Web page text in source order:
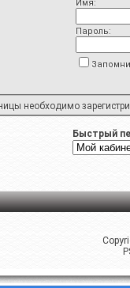
Имя:
Пароль:
необходимо
Быстрый